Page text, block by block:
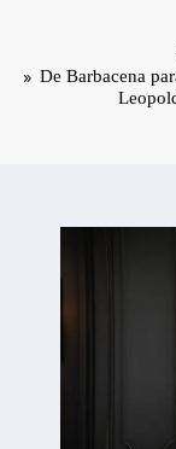
De Barbacena